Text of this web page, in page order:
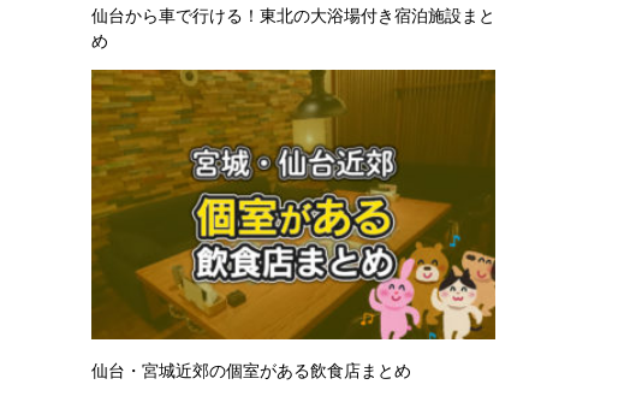
仙台から車で行ける！東北の大浴場付き宿泊施設まと
め
仙台・宮城近郊の個室がある飲食店まとめ